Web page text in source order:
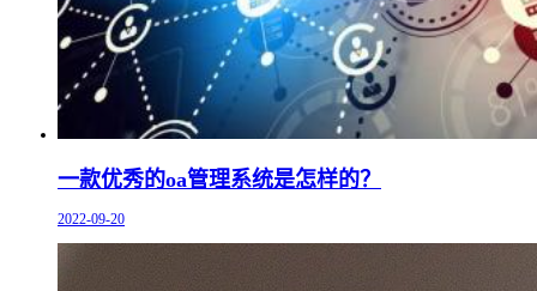
一款优秀的oa管理系统是怎样的？
2022-09-20